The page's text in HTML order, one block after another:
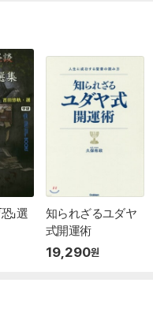
」選
知られざるユダヤ
式開運術
19,290원